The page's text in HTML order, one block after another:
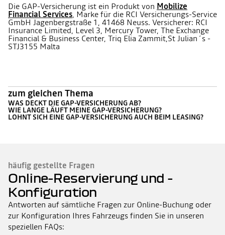
Die GAP-Versicherung ist ein Produkt von Mobilize
Financial Services, Marke für die RCI Versicherungs-Service
GmbH Jagenbergstraße 1, 41468 Neuss. Versicherer: RCI
Insurance Limited, Level 3, Mercury Tower, The Exchange
Financial & Business Center, Triq Elia Zammit,St Julian´s -
STJ3155 Malta
zum gleichen Thema
WAS DECKT DIE GAP-VERSICHERUNG AB?
WIE LANGE LÄUFT MEINE GAP-VERSICHERUNG?
LOHNT SICH EINE GAP-VERSICHERUNG AUCH BEIM LEASING?
häufig gestellte Fragen
Online-Reservierung und -
Konfiguration
Antworten auf sämtliche Fragen zur Online-Buchung oder
zur Konfiguration Ihres Fahrzeugs finden Sie in unseren
speziellen FAQs: